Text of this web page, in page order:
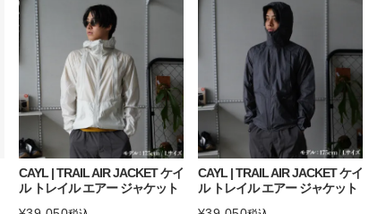
CAYL | TRAIL AIR JACKET ケイ
ル トレイル エアー ジャケット
CAYL | TRAIL AIR JACKET ケイ
ル トレイル エアー ジャケット